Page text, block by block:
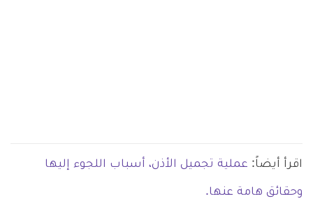
اقرأ أيضاً: عملية تجميل الأذن، أسباب اللجوء إليها
وحقائق هامة عنها.